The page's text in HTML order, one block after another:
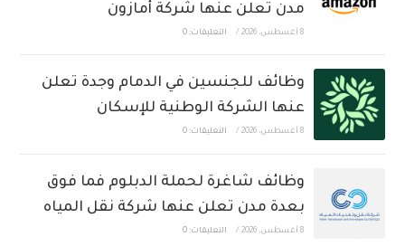
مدن تعلن عنها شركة أمازون
8 أغسطس، 2026 / التعليقات: 0
وظائف للجنسين في الدمام وجدة تعلن
عنها الشركة الوطنية للإسكان
8 أغسطس، 2026 / التعليقات: 0
وظائف شاغرة لحملة الدبلوم فما فوق
بعدة مدن تعلن عنها شركة نقل المياه
8 أغسطس، 2026 / التعليقات: 0